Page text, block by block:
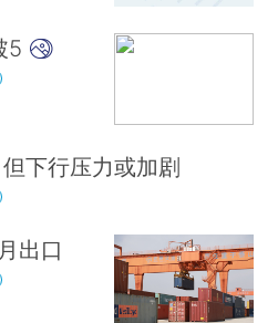
5
下行压力或加剧
出口